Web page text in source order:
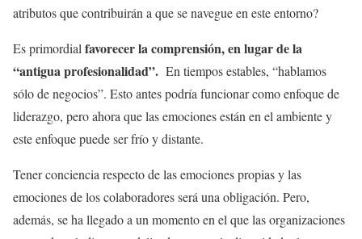
atributos que contribuirán a que se navegue en este entorno?
Es primordial favorecer la comprensión, en lugar de la
“antigua profesionalidad”. En tiempos estables, “hablamos
sólo de negocios”. Esto antes podría funcionar como enfoque de
liderazgo, pero ahora que las emociones están en el ambiente y
este enfoque puede ser frío y distante.
Tener conciencia respecto de las emociones propias y las
emociones de los colaboradores será una obligación. Pero,
además, se ha llegado a un momento en el que las organizaciones